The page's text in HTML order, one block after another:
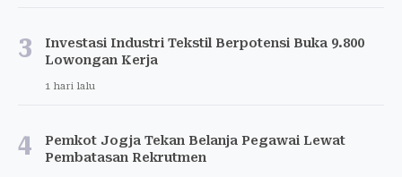
3
Investasi Industri Tekstil Berpotensi Buka 9.800
Lowongan Kerja
1 hari lalu
4
Pemkot Jogja Tekan Belanja Pegawai Lewat
Pembatasan Rekrutmen